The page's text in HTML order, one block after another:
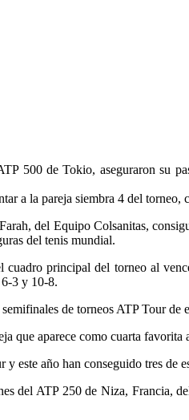
500 de Tokio, aseguraron su
a la pareja siembra 4 del
del Equipo Colsanitas,
del tenis mundial.
cuadro principal del torneo al
3 y 10-8.
de torneos ATP Tour
que aparece como cuarta
este año han conseguido tres de
del ATP 250 de Niza,